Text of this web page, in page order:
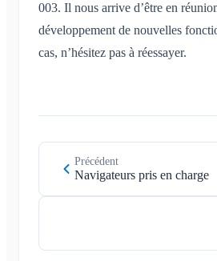
003. Il nous arrive d’être en
développement de nouvelles
cas, n’hésitez pas à réessayer.
Précédent
Navigateurs pris en charge